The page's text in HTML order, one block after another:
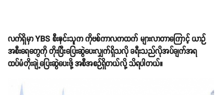
လက်ရှိမှာ YBS စီးနင်းသူက ကိုဗစ်ကာလကထက် များလာတာကြောင့် ယာဉ်
အစီးရေတွေကို တိုးပြီးပြေးဆွဲပေးလျှက်ရှိသလို ခရီးသည်လိုအပ်ချက်အရ
ထပ်မံတိုးချဲ့ပြေးဆွဲပေးဖို့ အစီအစဉ်ရှိတယ်လို့ သိရပါတယ်။